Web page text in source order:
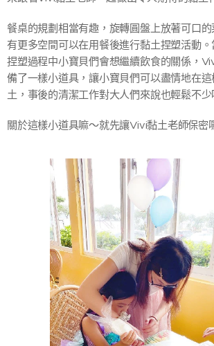
餐桌的規劃相當有趣，旋轉圓盤上放著可口
有更多空間可以在用餐後進行黏土捏塑活動
捏塑過程中小寶貝們會想繼續飲食的關係，
備了一樣小道具，讓小寶貝們可以盡情地在
土，事後的清潔工作對大人們來說也輕鬆不少
關於這樣小道具嘛～就先讓Vivi黏土老師保密